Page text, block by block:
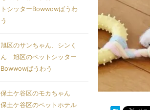
トシッターBowwowばうわ
う
旭区のサンちゃん、シンく
ん 旭区のペットシッター
Bowwowばうわう
保土ケ谷区のモカちゃん
保土ケ谷区のペットホテル